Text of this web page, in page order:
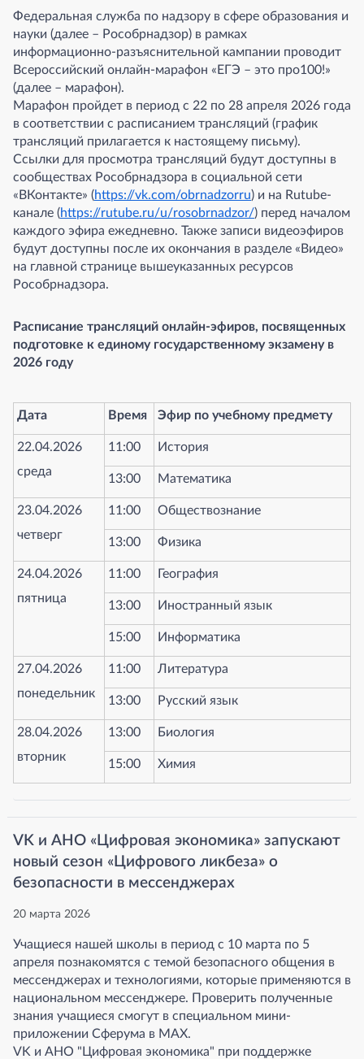
Федеральная служба по надзору в сфере образования и
науки (далее – Рособрнадзор) в рамках
информационно-разъяснительной кампании проводит
Всероссийский онлайн-марафон «ЕГЭ – это про100!»
(далее – марафон).
Марафон пройдет в период с 22 по 28 апреля 2026 года
в соответствии с расписанием трансляций (график
трансляций прилагается к настоящему письму).
Ссылки для просмотра трансляций будут доступны в
сообществах Рособрнадзора в социальной сети
«ВКонтакте» (https://vk.com/obrnadzorru) и на Rutube-
канале (https://rutube.ru/u/rosobrnadzor/) перед началом
каждого эфира ежедневно. Также записи видеоэфиров
будут доступны после их окончания в разделе «Видео»
на главной странице вышеуказанных ресурсов
Рособрнадзора.
Расписание трансляций онлайн-эфиров, посвященных
подготовке к единому государственному экзамену в
2026 году
Дата Время Эфир по учебному предмету
22.04.2026
среда
11:00 История
13:00 Математика
23.04.2026
четверг
11:00 Обществознание
13:00 Физика
24.04.2026
пятница
11:00 География
13:00 Иностранный язык
15:00 Информатика
27.04.2026
понедельник
11:00 Литература
13:00 Русский язык
28.04.2026
вторник
13:00 Биология
15:00 Химия
VK и АНО «Цифровая экономика» запускают
новый сезон «Цифрового ликбеза» о
безопасности в мессенджерах
20 марта 2026
Учащиеся нашей школы в период с 10 марта по 5
апреля познакомятся с темой безопасного общения в
мессенджерах и технологиями, которые применяются в
национальном мессенджере. Проверить полученные
знания учащиеся смогут в специальном мини-
приложении Сферума в MAX.
VK и АНО "Цифровая экономика" при поддержке